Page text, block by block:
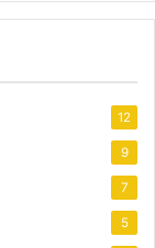
12
9
7
5